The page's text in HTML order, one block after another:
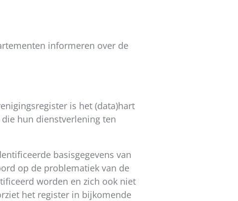
informeren over de
is het (data)hart
hun dienstverlening ten
basisgegevens van
op de problematiek van de
worden en zich ook niet
het register in bijkomende